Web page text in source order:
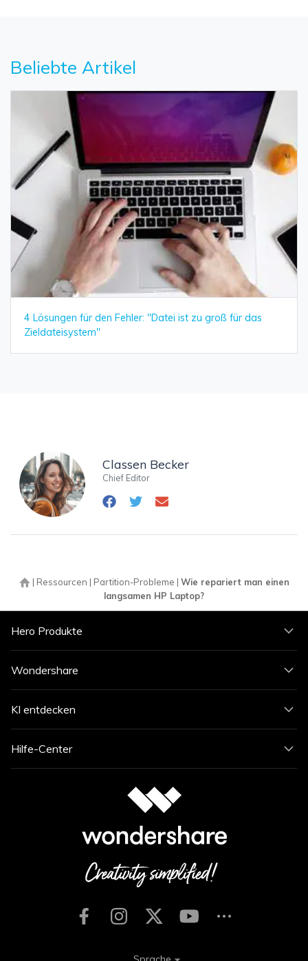
Beliebte Artikel
4 Lösungen für den Fehler: "Datei ist zu groß für das
Zieldateisystem"
Classen Becker
Chief Editor
| Ressourcen | Partition-Probleme | Wie repariert man einen
langsamen HP Laptop?
Hero Produkte
Wondershare
KI entdecken
Hilfe-Center